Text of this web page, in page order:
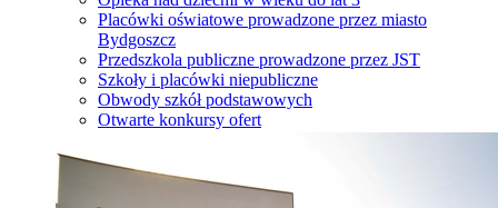
Placówki oświatowe prowadzone przez miasto
Bydgoszcz
Przedszkola publiczne prowadzone przez JST
Szkoły i placówki niepubliczne
Obwody szkół podstawowych
Otwarte konkursy ofert